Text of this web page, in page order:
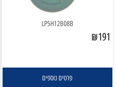
LP5H12B08B
₪191
פרטים נוספים